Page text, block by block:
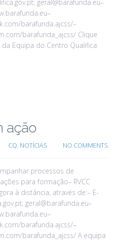
geral@barafunda.eu–
barafunda.ajcss/–
barafunda_ajcss/ Clique
Equipa do Centro Qualifica
ação
CQ, NOTÍCIAS NO COMMENTS
processos de
para formação– RVCC
à distância, através de:– E-
geral@barafunda.eu–
barafunda.ajcss/–
barafunda_ajcss/ A equipa